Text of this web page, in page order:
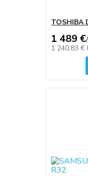
TOSHIBA
1 489 €/
1 240,83 €